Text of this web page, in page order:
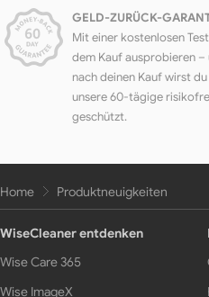
GELD-ZURÜCK-
Mit einer kostenlosen
dem Kauf ausprobieren –
nach deinen Kauf wirst
unsere 60-tägige
geschützt.
Home Produktneuigkeiten
WiseCleaner entdenken
Wise Care 365
Wise ImageX